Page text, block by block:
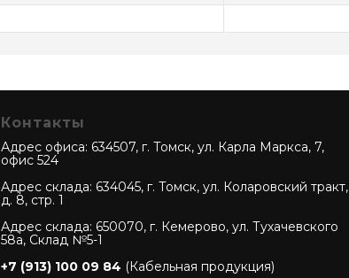
Адрес офиса: 634507, г. Томск, ул. Карла Маркса, 7,
офис 524
Адрес склада: 634045, г. Томск, ул. Коларовский тракт,
д. 8, стр. 1
Адрес склада: 650070, г. Кемерово, ул. Тухачевского
58а, Склад №5-1
+7 (913) 100 09 84 (Кабельная продукция)
Контакты